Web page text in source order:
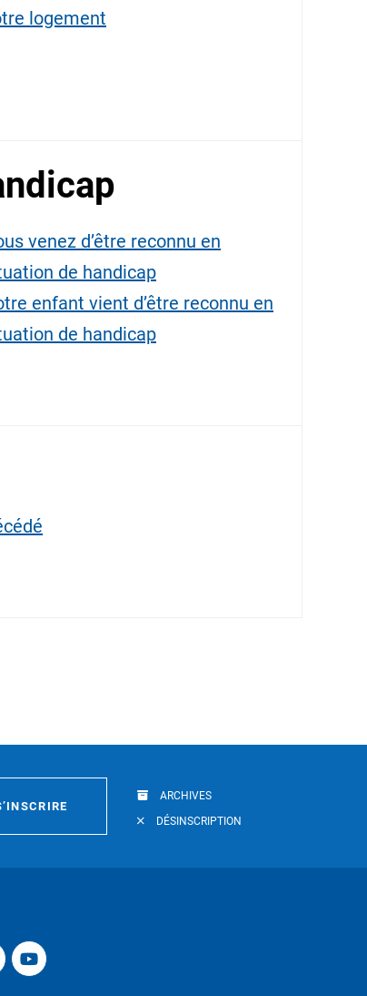
logement
venez d’être reconnu en
de handicap
enfant vient d’être reconnu en
de handicap
ARCHIVES
DÉSINSCRIPTION